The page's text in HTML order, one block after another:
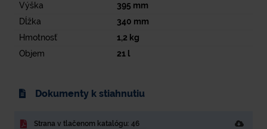
Výška
395 mm
Dĺžka
340 mm
Hmotnosť
1,2 kg
Objem
21l
Dokumenty k stiahnutiu
Strana v tlačenom katalógu: 46